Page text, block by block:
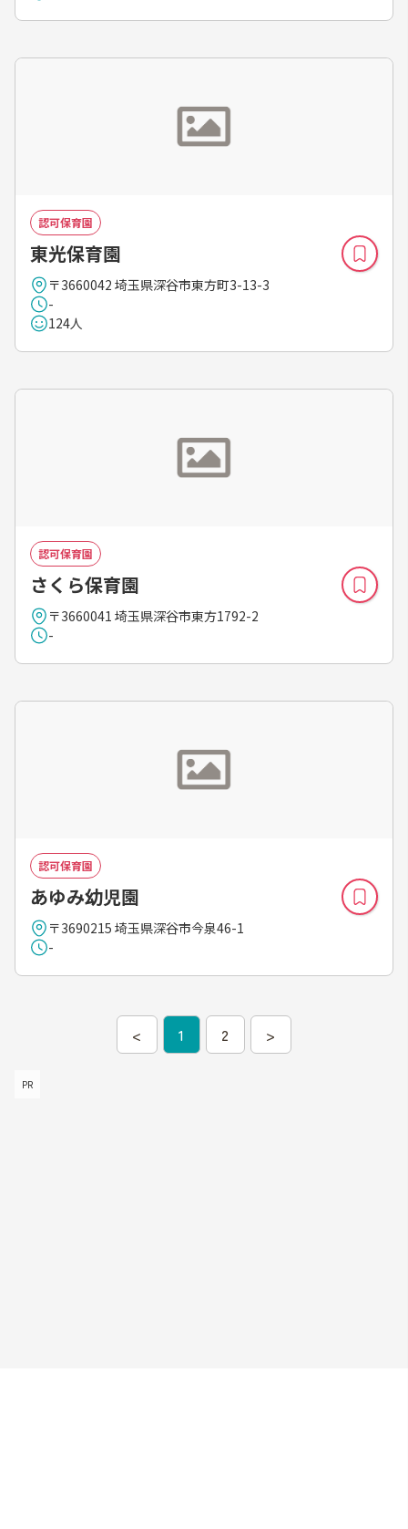
認可保育園
東光保育園
〒3660042 埼玉県深谷市東方町3-13-3
-
124人
認可保育園
さくら保育園
〒3660041 埼玉県深谷市東方1792-2
-
認可保育園
あゆみ幼児園
〒3690215 埼玉県深谷市今泉46-1
-
< 1 2 >
PR